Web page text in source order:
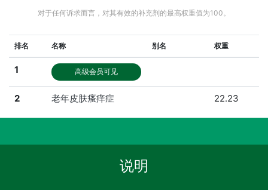
对于任何诉求而言，对其有效的补充剂的最高权重值为100。
排名 名称 别名 权重
1 高级会员可见
2 老年皮肤瘙痒症 22.23
说明